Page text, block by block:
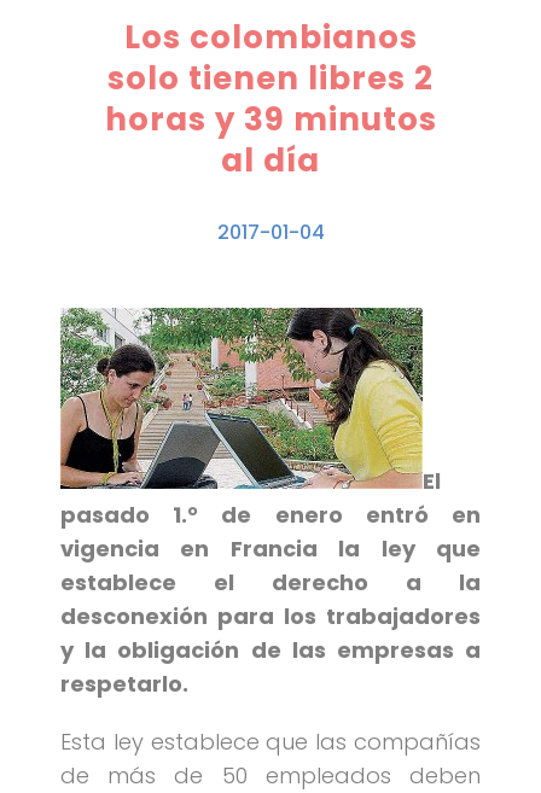
Los colombianos
solo tienen libres 2
horas y 39 minutos
al día
2017-01-04
El
pasado 1.° de enero entró en
vigencia en Francia la ley que
establece el derecho a la
desconexión para los trabajadores
y la obligación de las empresas a
respetarlo.
Esta ley establece que las compañías
de más de 50 empleados deben